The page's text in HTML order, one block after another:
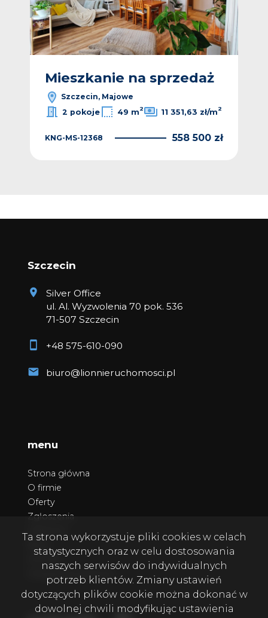
Mieszkanie na sprzedaż
Szczecin, Majowe
2 pokoje
49 m2 11 351,63 zł/m2
KNG-MS-12368 558 500 zł
Szczecin
Silver Office
ul. Al. Wyzwolenia 70 pok. 536
71-507 Szczecin
+48 575-610-090
biuro@lionnieruchomosci.pl
menu
Strona główna
O firmie
Oferty
Zgłoszenia
Kontakt
Polityka prywatności
Ta strona wykorzystuje pliki cookies w celach
statystycznych oraz w celu dostosowania
naszych serwisów do indywidualnych
potrzeb klientów. Zmiany ustawień
dotyczących plików cookie można dokonać w
dowolnej chwili modyfikując ustawienia